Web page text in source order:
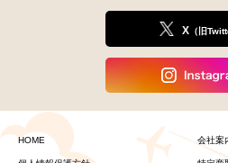
X（旧
HOME 会社案